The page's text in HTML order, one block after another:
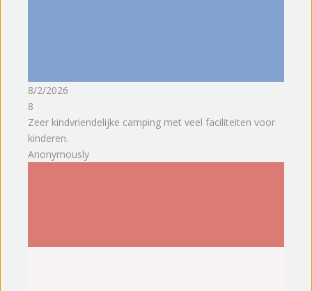
8/2/2026
8
Zeer kindvriendelijke camping met veel faciliteiten voor
kinderen.
Anonymously